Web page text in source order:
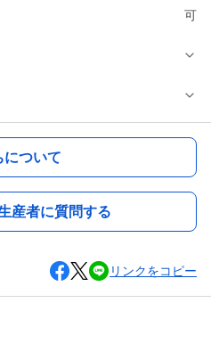
可
について
産者に質問する
リンクをコピー